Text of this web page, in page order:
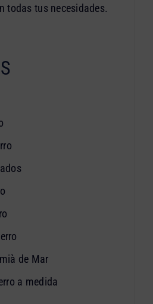
todas tus necesidades.
de Mar
a medida